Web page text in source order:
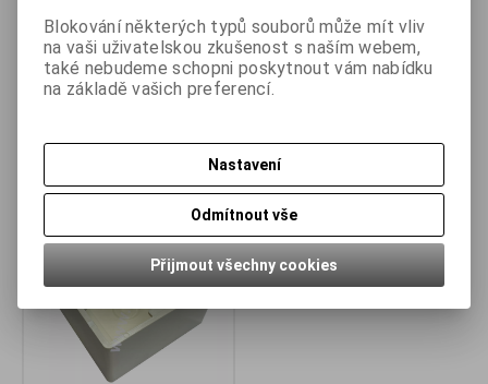
Doporučit výrobek
Související zboží
Blokování některých typů souborů může mít vliv
na vaši uživatelskou zkušenost s naším webem,
také nebudeme schopni poskytnout vám nabídku
na základě vašich preferencí.
Nastavení
Odmítnout vše
Přijmout všechny cookies